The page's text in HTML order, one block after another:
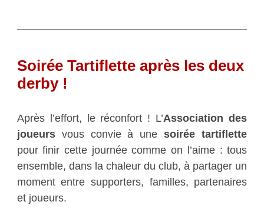
Soirée Tartiflette après les deux
derby !
Après l’effort, le réconfort ! L’Association des
joueursvous convie à unesoirée tartiflette
pour finir cette journée comme on l’aime : tous
ensemble, dans la chaleur du club, à partager un
moment entre supporters, familles, partenaires
et joueurs.